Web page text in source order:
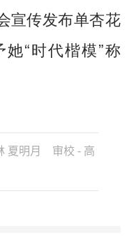
宣传发布单杏花
“时代楷模”称
夏明月 审校 - 高